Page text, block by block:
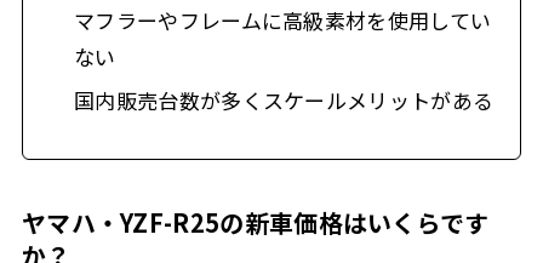
マフラーやフレームに高級素材を使用してい
ない
国内販売台数が多くスケールメリットがある
ヤマハ・YZF-R25の新車価格はいくらです
か？